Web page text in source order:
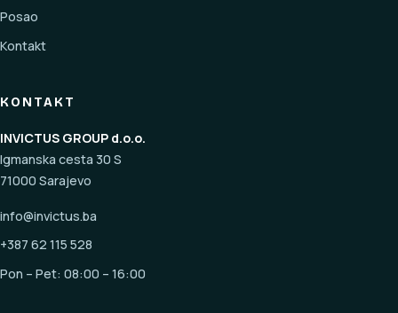
Posao
Kontakt
KONTAKT
INVICTUS GROUP d.o.o.
Igmanska cesta 30 S
71000 Sarajevo
info@invictus.ba
+387 62 115 528
Pon – Pet: 08:00 – 16:00